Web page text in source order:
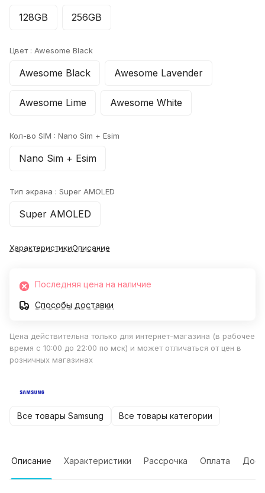
128GB 256GB
Цвет : Awesome Black
Awesome Black Awesome Lavender
Awesome Lime Awesome White
Кол-во SIM : Nano Sim + Esim
Nano Sim + Esim
Тип экрана : Super AMOLED
Super AMOLED
ХарактеристикиОписание
Последняя цена на наличие
Способы доставки
Цена действительна только для интернет-магазина (в рабочее
время с 10:00 до 22:00 по мск) и может отличаться от цен в
розничных магазинах
Все товары Samsung Все товары категории
Описание Характеристики Рассрочка Оплата